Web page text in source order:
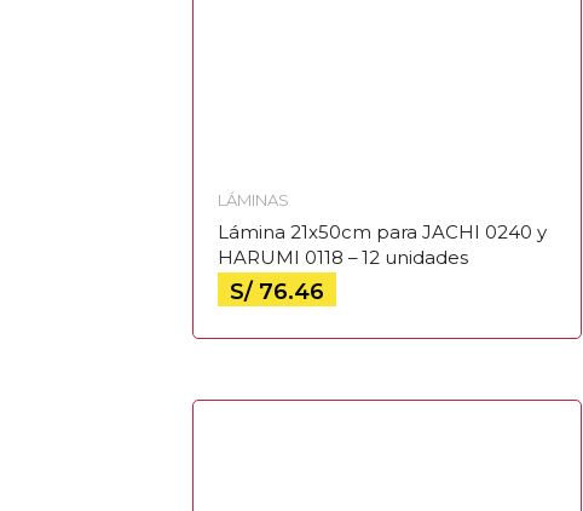
LÁMINAS
Lámina 21x50cm para JACHI 0240 y
HARUMI 0118 – 12 unidades
S/ 76.46